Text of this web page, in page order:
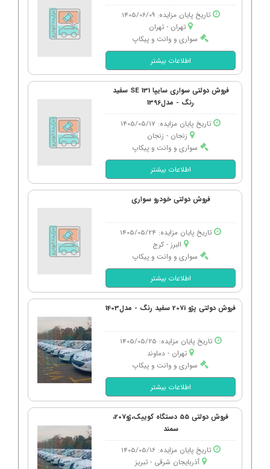
تاریخ پایان مزایده: 1405/06/09
تهران - تهران
سواری و وانت و پیکاپ
اطلاعات بیشتر
فروش دولتی سواری سایپا 131 SE سفید
رنگ - مدل1396
تاریخ پایان مزایده: 1405/05/17
زنجان - زنجان
سواری و وانت و پیکاپ
اطلاعات بیشتر
فروش دولتی خودرو سواری
تاریخ پایان مزایده: 1405/05/24
البرز - كرج
سواری و وانت و پیکاپ
اطلاعات بیشتر
فروش دولتی پژو 207i سفید رنگ - مدل1403
تاریخ پایان مزایده: 1405/05/25
تهران - دماوند
سواری و وانت و پیکاپ
اطلاعات بیشتر
فروش دولتی 55 دستگاه کوییک،ژو207،
سمند
تاریخ پایان مزایده: 1405/05/16
آذربایجان شرقی - تبریز